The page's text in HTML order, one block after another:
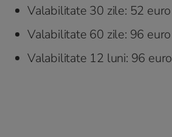
Valabilitate 30 zile: 52 euro
Valabilitate 60 zile: 96 euro
Valabilitate 12 luni: 96 euro